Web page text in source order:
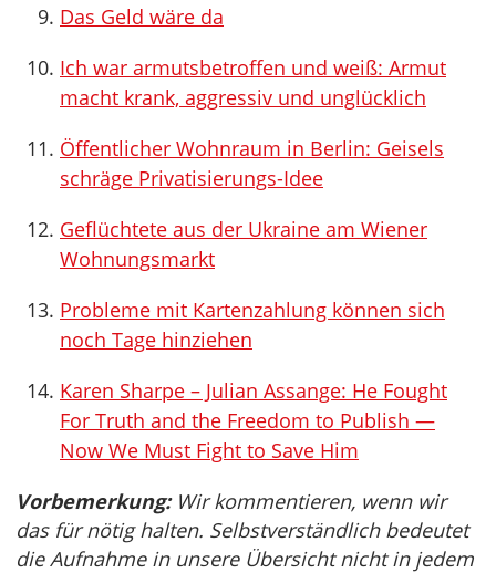
Das Geld wäre da
Ich war armutsbetroffen und weiß: Armut
macht krank, aggressiv und unglücklich
Öffentlicher Wohnraum in Berlin: Geisels
schräge Privatisierungs-Idee
Geflüchtete aus der Ukraine am Wiener
Wohnungsmarkt
Probleme mit Kartenzahlung können sich
noch Tage hinziehen
Karen Sharpe – Julian Assange: He Fought
For Truth and the Freedom to Publish —
Now We Must Fight to Save Him
Vorbemerkung:Wir kommentieren, wenn wir
das für nötig halten. Selbstverständlich bedeutet
die Aufnahme in unsere Übersicht nicht in jedem